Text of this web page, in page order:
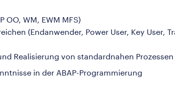
OO, WM, EWM MFS)
(Endanwender, Power User, Key User,
Realisierung von standardnahen Prozessen
in der ABAP-Programmierung